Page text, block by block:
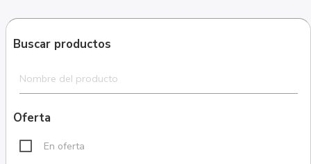
Buscar productos
Oferta
En oferta